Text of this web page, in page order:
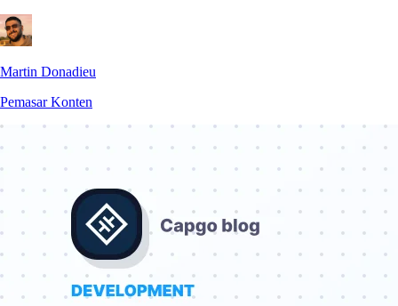
Martin Donadieu
Pemasar Konten